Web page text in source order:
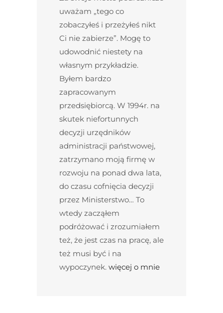
uważam „tego co
zobaczyłeś i przeżyłeś nikt
Ci nie zabierze”. Mogę to
udowodnić niestety na
własnym przykładzie.
Byłem bardzo
zapracowanym
przedsiębiorcą. W 1994r. na
skutek niefortunnych
decyzji urzędników
administracji państwowej,
zatrzymano moją firmę w
rozwoju na ponad dwa lata,
do czasu cofnięcia decyzji
przez Ministerstwo… To
wtedy zacząłem
podróżować i zrozumiałem
też, że jest czas na pracę, ale
też musi być i na
wypoczynek. więcej o mnie